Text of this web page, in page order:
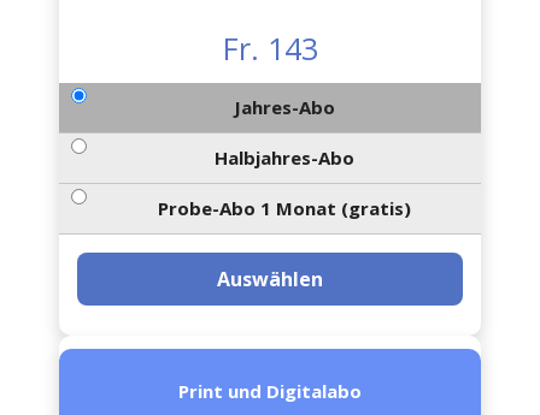
Fr. 143
Jahres-Abo
Halbjahres-Abo
Probe-Abo 1 Monat (gratis)
Auswählen
Print und Digitalabo